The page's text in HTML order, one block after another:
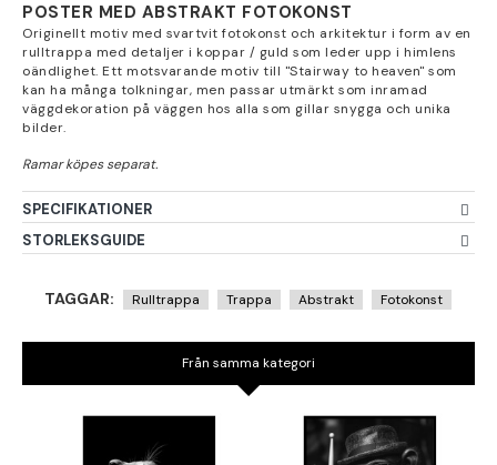
POSTER MED ABSTRAKT FOTOKONST
Originellt motiv med svartvit fotokonst och arkitektur i form av en
rulltrappa med detaljer i koppar / guld som leder upp i himlens
oändlighet. Ett motsvarande motiv till "Stairway to heaven" som
kan ha många tolkningar, men passar utmärkt som inramad
väggdekoration på väggen hos alla som gillar snygga och unika
bilder.
SPECIFIKATIONER
STORLEKSGUIDE
TAGGAR: Rulltrappa Trappa Abstrakt Fotokonst
Från samma kategori